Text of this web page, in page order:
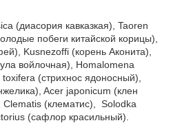
(диасория кавказкая), Taoren
побеги китайской корицы),
Kusnezoffi (корень Аконита),
войлочная), Homalomena
(стрихнос ядоносный),
Acer japonicum (клен
(клематис), Solodka
(сафлор красильный).